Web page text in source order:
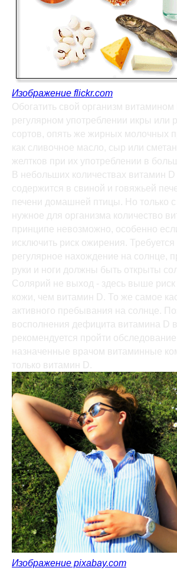
Изображение flickr.com
Обогатить свой организм
регулярном употреблении икры
сортов, опять же жирных молочных
как сливочное масло, сыр или
желтков при их употреблении в
В небольших количествах витамин D
содержится в свиной и говяжьей
печени домашней птицы. Но только
нужное для организма количество
принципе невозможно, особенно
исключить риск ожирения. Требуется
регулярное нахождение на солнце,
руки и ноги должны быть открыты
Солярий не выход - здесь выше риск
кожи, чем витамин D. То же самое
активного пребывания на солнце.
восполнения дефицита витамина D
рекомендуется пройти
назначенные врачом витаминные
только витамин D.
Изображение pixabay.com